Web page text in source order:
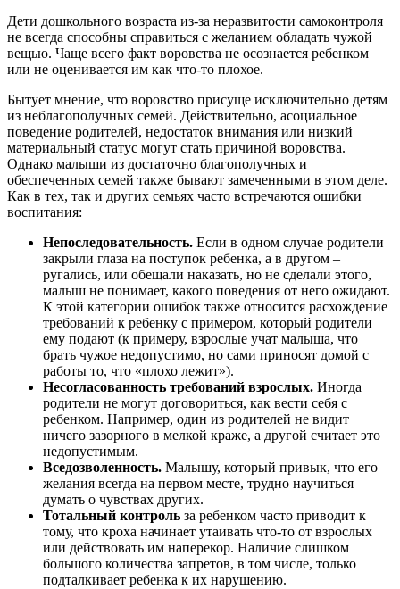
Дети дошкольного возраста из-за неразвитости самоконтроля
не всегда способны справиться с желанием обладать чужой
вещью. Чаще всего факт воровства не осознается ребенком
или не оценивается им как что-то плохое.
Бытует мнение, что воровство присуще исключительно детям
из неблагополучных семей. Действительно, асоциальное
поведение родителей, недостаток внимания или низкий
материальный статус могут стать причиной воровства.
Однако малыши из достаточно благополучных и
обеспеченных семей также бывают замеченными в этом деле.
Как в тех, так и других семьях часто встречаются ошибки
воспитания:
Непоследовательность. Если в одном случае родители
закрыли глаза на поступок ребенка, а в другом –
ругались, или обещали наказать, но не сделали этого,
малыш не понимает, какого поведения от него ожидают.
К этой категории ошибок также относится расхождение
требований к ребенку с примером, который родители
ему подают (к примеру, взрослые учат малыша, что
брать чужое недопустимо, но сами приносят домой с
работы то, что «плохо лежит»).
Несогласованность требований взрослых. Иногда
родители не могут договориться, как вести себя с
ребенком. Например, один из родителей не видит
ничего зазорного в мелкой краже, а другой считает это
недопустимым.
Вседозволенность. Малышу, который привык, что его
желания всегда на первом месте, трудно научиться
думать о чувствах других.
Тотальный контроль за ребенком часто приводит к
тому, что кроха начинает утаивать что-то от взрослых
или действовать им наперекор. Наличие слишком
большого количества запретов, в том числе, только
подталкивает ребенка к их нарушению.